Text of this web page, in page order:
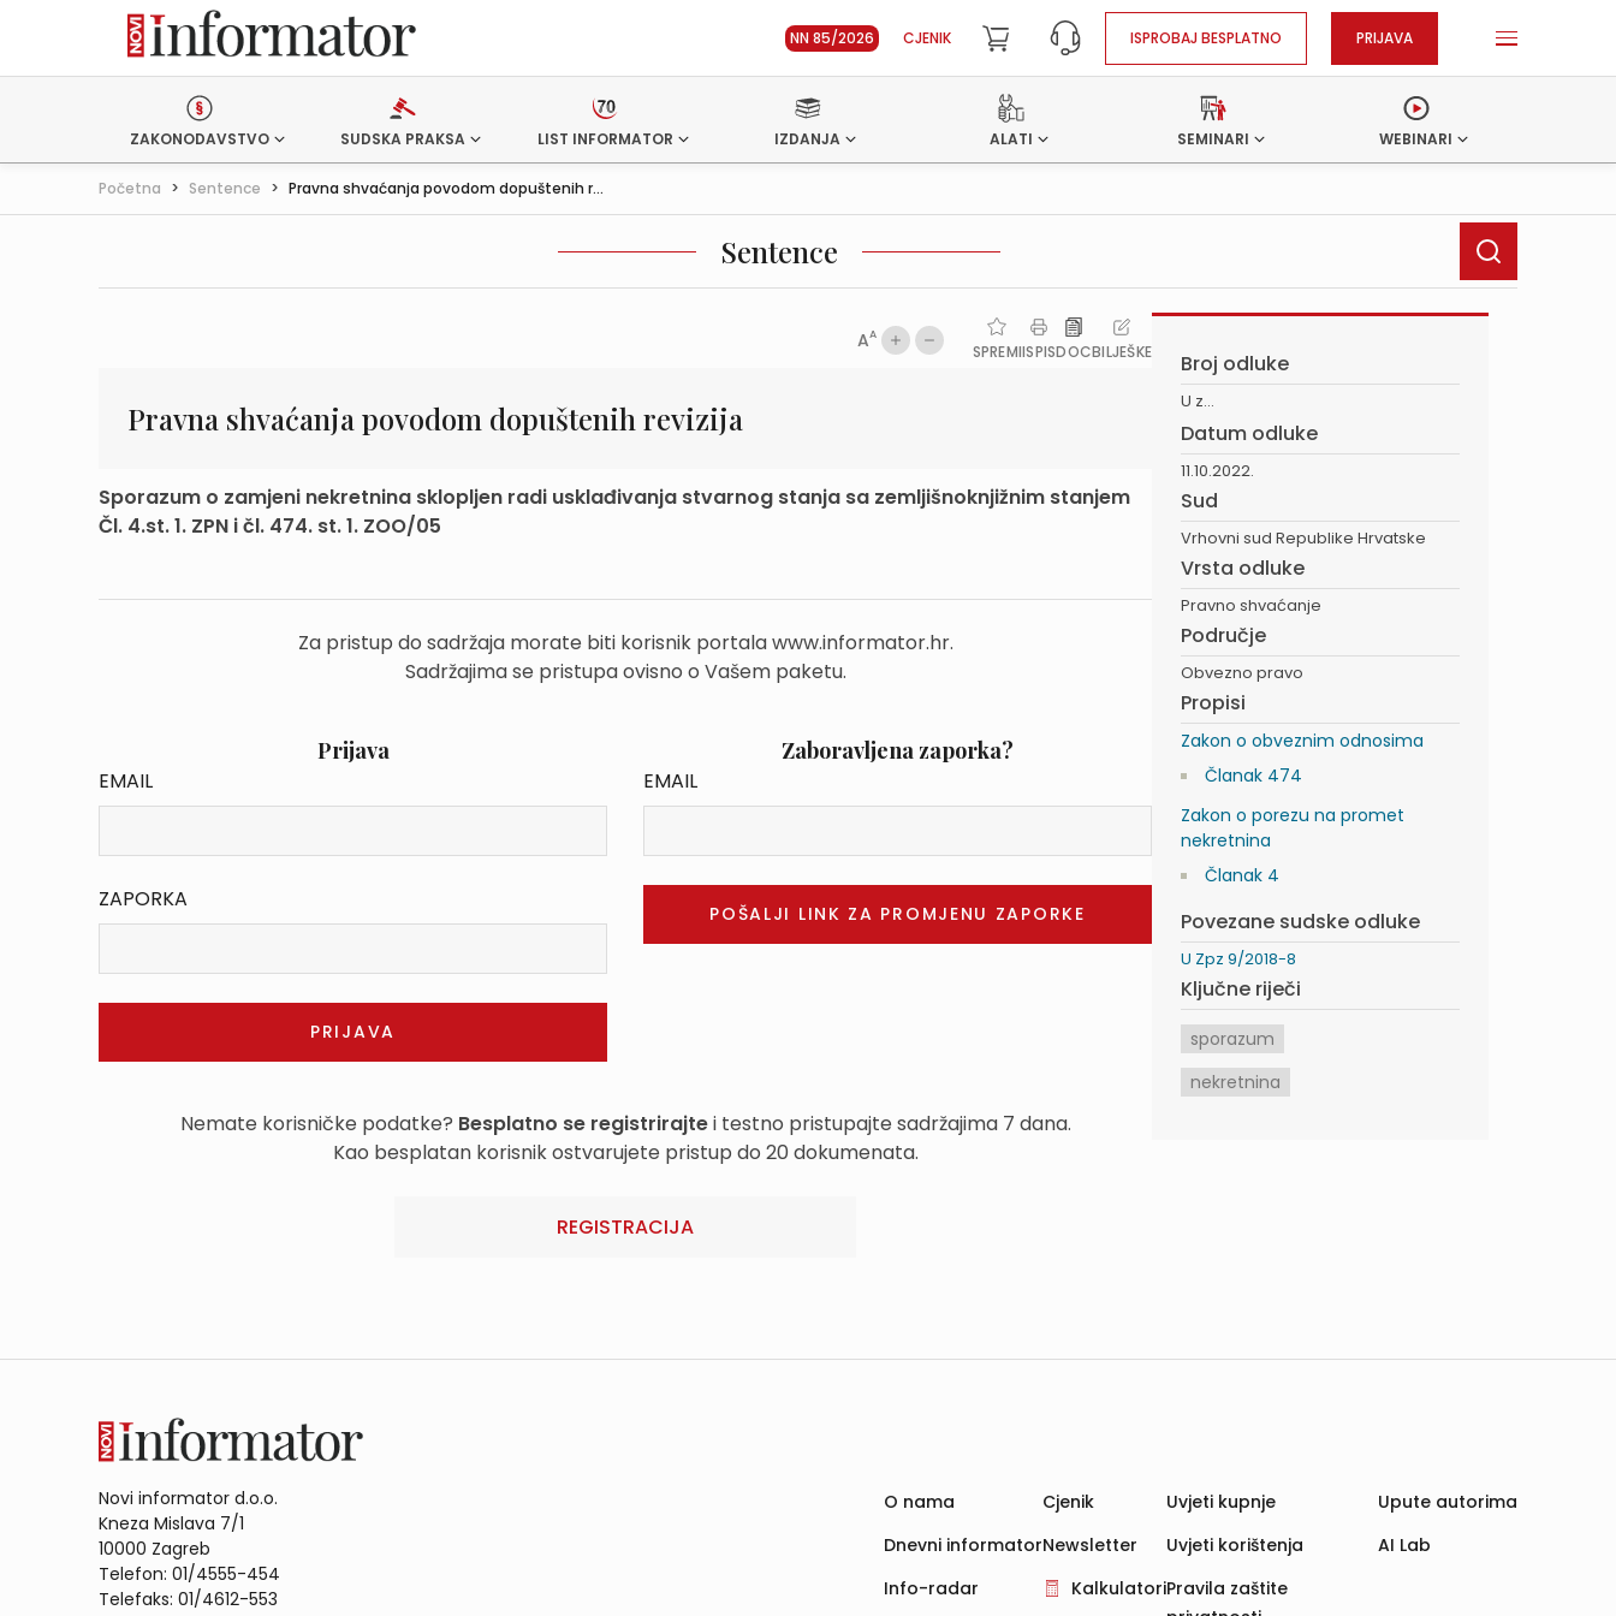
NN 85/2026 CJENIK ISPROBAJ BESPLATNO PRIJAVA
ZAKONODAVSTVO SUDSKA PRAKSA LIST INFORMATOR IZDANJA ALATI SEMINARI WEBINARI
Početna > Sentence > Pravna shvaćanja povodom dopuštenih r...
Sentence
AA
SPREMIISPISDOCBILJEŠKE
Pravna shvaćanja povodom dopuštenih revizija
Sporazum o zamjeni nekretnina sklopljen radi usklađivanja stvarnog stanja sa zemljišnoknjižnim stanjem
Čl. 4.st. 1. ZPN i čl. 474. st. 1. ZOO/05
Za pristup do sadržaja morate biti korisnik portala www.informator.hr.
Sadržajima se pristupa ovisno o Vašem paketu.
Prijava
EMAIL
ZAPORKA
Zaboravljena zaporka?
EMAIL
Nemate korisničke podatke? Besplatno se registrirajtei testno pristupajte sadržajima 7 dana.
Kao besplatan korisnik ostvarujete pristup do 20 dokumenata.
REGISTRACIJA
Broj odluke
U z...
Datum odluke
11.10.2022.
Sud
Vrhovni sud Republike Hrvatske
Vrsta odluke
Pravno shvaćanje
Područje
Obvezno pravo
Propisi
Zakon o obveznim odnosima
Članak 474
Zakon o porezu na promet
nekretnina
Članak 4
Povezane sudske odluke
U Zpz 9/2018-8
Ključne riječi
sporazum
nekretnina
Novi informator d.o.o.
Kneza Mislava 7/1
10000 Zagreb
Telefon: 01/4555-454
Telefaks: 01/4612-553
O nama
Dnevni informator
Info-radar
Cjenik
Newsletter
Kalkulatori
Uvjeti kupnje
Uvjeti korištenja
Pravila zaštite
Upute autorima
AI Lab